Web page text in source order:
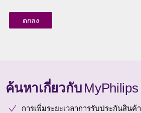
ค้นหาเกี่ยวกับ MyPhilips
การเพิ่มระยะเวลาการรับประกันสินค้า